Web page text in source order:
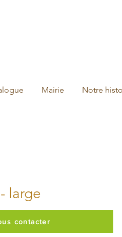
Mairie Notre
large
contacter